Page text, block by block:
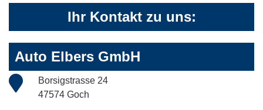
Ihr Kontakt zu uns:
Auto Elbers GmbH
Borsigstrasse 24
47574 Goch